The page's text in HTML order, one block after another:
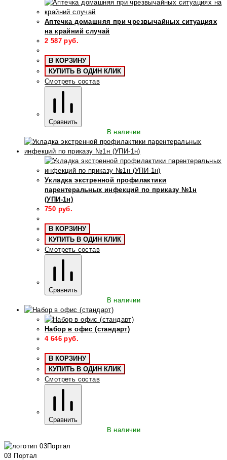
Аптечка домашняя при чрезвычайных ситуациях
на крайний случай
2 587 руб.
В КОРЗИНУ
КУПИТЬ В ОДИН КЛИК
Смотреть состав
Сравнить
В наличии
Укладка экстренной профилактики
парентеральных инфекций по приказу №1н
(УПИ-1н)
750 руб.
В КОРЗИНУ
КУПИТЬ В ОДИН КЛИК
Смотреть состав
Сравнить
В наличии
Набор в офис (стандарт)
4 646 руб.
В КОРЗИНУ
КУПИТЬ В ОДИН КЛИК
Смотреть состав
Сравнить
В наличии
03 Портал